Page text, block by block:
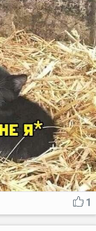
1